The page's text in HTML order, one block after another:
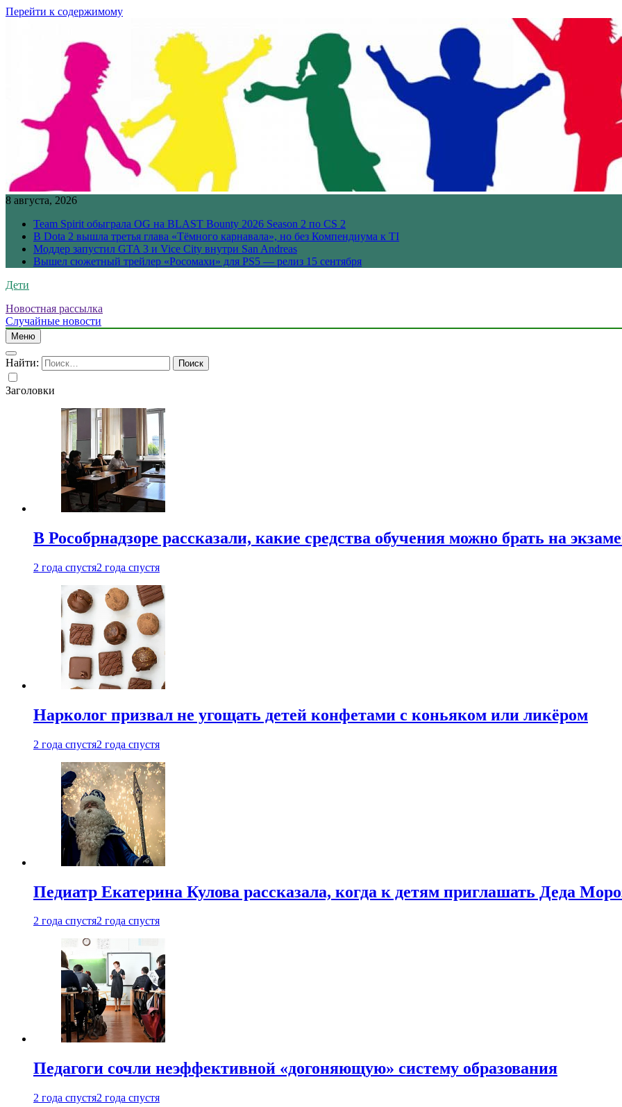
Перейти к содержимому
8 августа, 2026
Team Spirit обыграла OG на BLAST Bounty 2026 Season 2 по CS 2
В Dota 2 вышла третья глава «Тёмного карнавала», но без Компендиума к TI
Моддер запустил GTA 3 и Vice City внутри San Andreas
Вышел сюжетный трейлер «Росомахи» для PS5 — релиз 15 сентября
Дети
Новостная рассылка
Случайные новости
Меню
Найти:
Заголовки
В Рособрнадзоре рассказали, какие средства обучения можно брать на
2 года спустя2 года спустя
Нарколог призвал не угощать детей конфетами с коньяком или ликёром
2 года спустя2 года спустя
Педиатр Екатерина Кулова рассказала, когда к детям приглашать Деда
2 года спустя2 года спустя
Педагоги сочли неэффективной «догоняющую» систему образования
2 года спустя2 года спустя